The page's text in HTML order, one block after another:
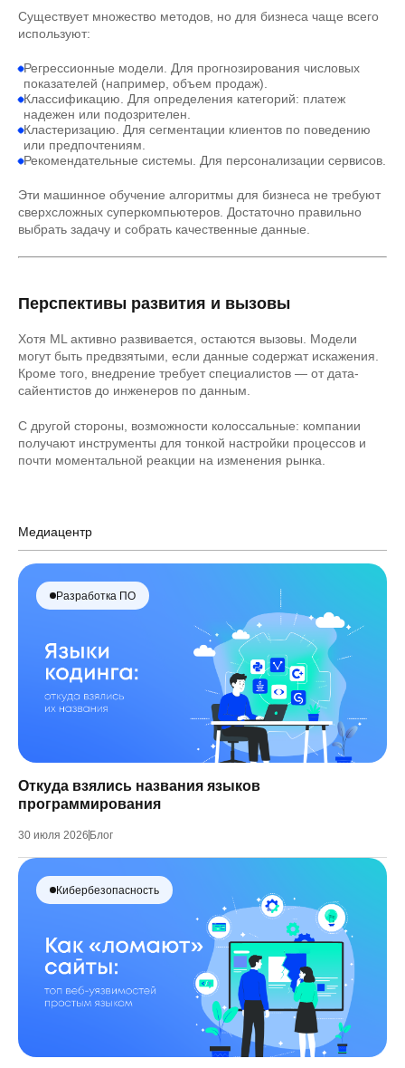
Существует множество методов, но для бизнеса чаще всего
используют:
Регрессионные модели. Для прогнозирования числовых
показателей (например, объем продаж).
Классификацию. Для определения категорий: платеж
надежен или подозрителен.
Кластеризацию. Для сегментации клиентов по поведению
или предпочтениям.
Рекомендательные системы. Для персонализации сервисов.
Эти машинное обучение алгоритмы для бизнеса не требуют
сверхсложных суперкомпьютеров. Достаточно правильно
выбрать задачу и собрать качественные данные.
Перспективы развития и вызовы
Хотя ML активно развивается, остаются вызовы. Модели
могут быть предвзятыми, если данные содержат искажения.
Кроме того, внедрение требует специалистов — от дата-
сайентистов до инженеров по данным.
С другой стороны, возможности колоссальные: компании
получают инструменты для тонкой настройки процессов и
почти моментальной реакции на изменения рынка.
Медиацентр
Разработка ПО
Откуда взялись названия языков
программирования
30 июля 2026 Блог
Кибербезопасность